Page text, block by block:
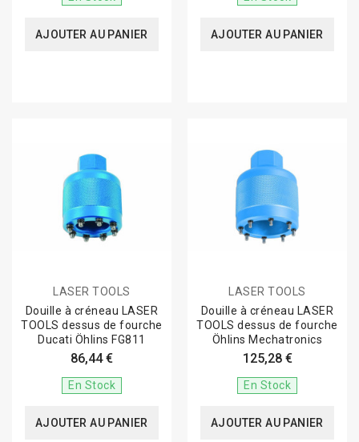
AJOUTER AU PANIER AJOUTER AU PANIER
LASER TOOLS
Douille à créneau LASER
TOOLS dessus de fourche
Ducati Öhlins FG811
86,44 €
En Stock
AJOUTER AU PANIER
LASER TOOLS
Douille à créneau LASER
TOOLS dessus de fourche
Öhlins Mechatronics
125,28 €
En Stock
AJOUTER AU PANIER